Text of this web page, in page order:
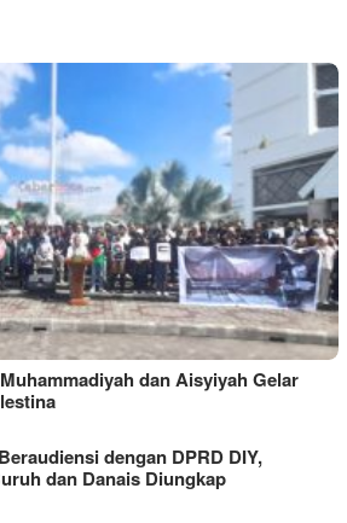
dan Aisyiyah Gelar
dengan DPRD DIY,
dan Danais Diungkap